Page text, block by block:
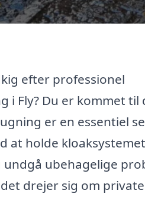
efter professionel
i Fly? Du er kommet
er en essentiel
at holde
ubehagelige
drejer sig om